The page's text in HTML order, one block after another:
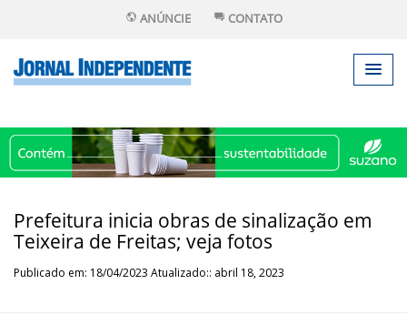
ANÚNCIE CONTATO
Prefeitura inicia obras de sinalização em
Teixeira de Freitas; veja fotos
Publicado em: 18/04/2023 Atualizado:: abril 18, 2023